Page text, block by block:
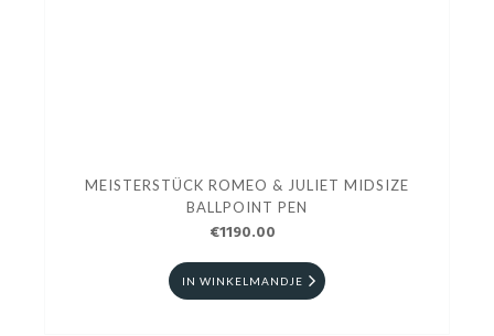
MEISTERSTÜCK ROMEO & JULIET MIDSIZE
BALLPOINT PEN
€1190.00
IN WINKELMANDJE